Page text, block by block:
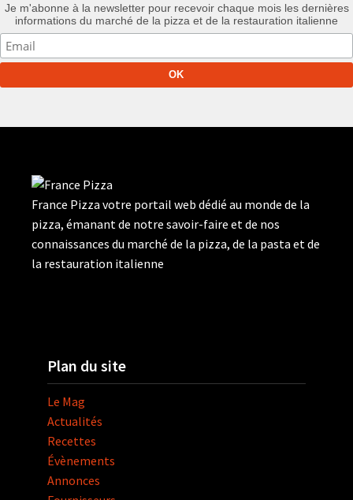
Je m'abonne à la newsletter pour recevoir chaque mois les dernières
informations du marché de la pizza et de la restauration italienne
France Pizza votre portail web dédié au monde de la
pizza, émanant de notre savoir-faire et de nos
connaissances du marché de la pizza, de la pasta et de
la restauration italienne
Plan du site
Le Mag
Actualités
Recettes
Évènements
Annonces